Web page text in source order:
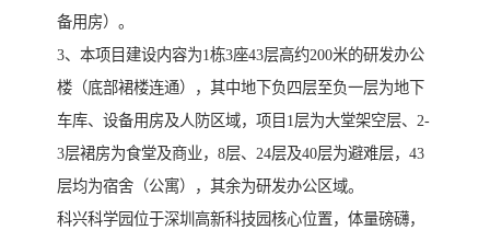
备用房）。
3、本项目建设内容为1栋3座43层高约200米的研发办公
楼（底部裙楼连通），其中地下负四层至负一层为地下
车库、设备用房及人防区域，项目1层为大堂架空层、2-
3层裙房为食堂及商业，8层、24层及40层为避难层，43
层均为宿舍（公寓），其余为研发办公区域。
科兴科学园位于深圳高新科技园核心位置，体量磅礴，